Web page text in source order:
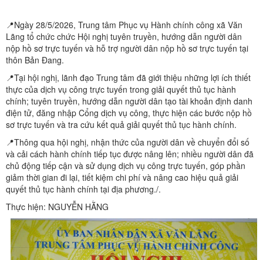
📍Ngày 28/5/2026, Trung tâm Phục vụ Hành chính công xã Văn
Lãng tổ chức chức Hội nghị tuyên truyền, hướng dẫn người dân
nộp hồ sơ trực tuyến và hỗ trợ người dân nộp hồ sơ trực tuyến tại
thôn Bản Đang.
📍Tại hội nghị, lãnh đạo Trung tâm đã giới thiệu những lợi ích thiết
thực của dịch vụ công trực tuyến trong giải quyết thủ tục hành
chính; tuyên truyền, hướng dẫn người dân tạo tài khoản định danh
điện tử, đăng nhập Cổng dịch vụ công, thực hiện các bước nộp hồ
sơ trực tuyến và tra cứu kết quả giải quyết thủ tục hành chính.
📍Thông qua hội nghị, nhận thức của người dân về chuyển đổi số
và cải cách hành chính tiếp tục được nâng lên; nhiều người dân đã
chủ động tiếp cận và sử dụng dịch vụ công trực tuyến, góp phần
giảm thời gian đi lại, tiết kiệm chi phí và nâng cao hiệu quả giải
quyết thủ tục hành chính tại địa phương./.
Thực hiện: NGUYỄN HẰNG